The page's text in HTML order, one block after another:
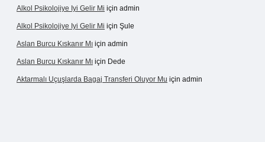
Alkol Psikolojiye Iyi Gelir Mi için admin
Alkol Psikolojiye Iyi Gelir Mi için Şule
Aslan Burcu Kıskanır Mı için admin
Aslan Burcu Kıskanır Mı için Dede
Aktarmalı Uçuşlarda Bagaj Transferi Oluyor Mu için admin